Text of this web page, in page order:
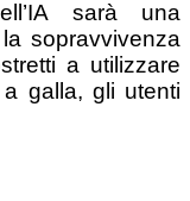
sarà una
sopravvivenza
a utilizzare
galla, gli utenti